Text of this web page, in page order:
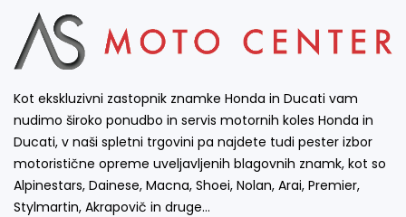
Kot ekskluzivni zastopnik znamke Honda in Ducati vam
nudimo široko ponudbo in servis motornih koles Honda in
Ducati, v naši spletni trgovini pa najdete tudi pester izbor
motoristične opreme uveljavljenih blagovnih znamk, kot so
Alpinestars, Dainese, Macna, Shoei, Nolan, Arai, Premier,
Stylmartin, Akrapovič in druge…